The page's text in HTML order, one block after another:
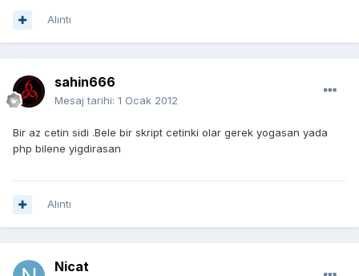
Alıntı
sahin666
Mesaj tarihi: 1 Ocak 2012
Bir az cetin sidi .Bele bir skript cetinki olar gerek yogasan yada
php bilene yigdirasan
Alıntı
Nicat